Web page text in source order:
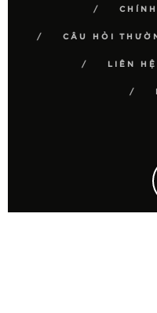
CÂU HỎI
LIÊN HỆ